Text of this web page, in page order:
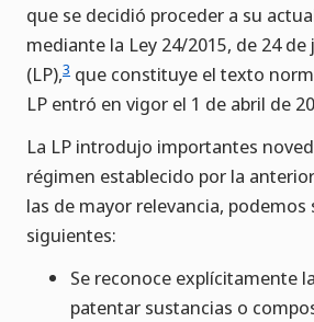
que se decidió proceder a su
mediante la Ley 24/2015, de 24
(LP),3 que constituye el texto
LP entró en vigor el 1 de abril de
La LP introdujo importantes
régimen establecido por la
las de mayor relevancia, podemos
siguientes:
Se reconoce explícitamente
patentar sustancias o